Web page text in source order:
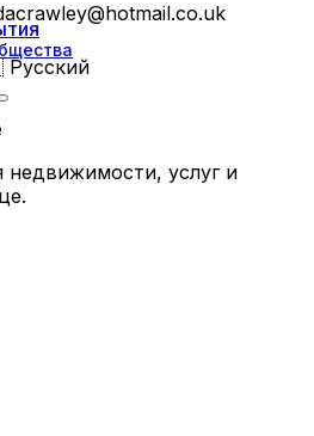
Русский
услуг и